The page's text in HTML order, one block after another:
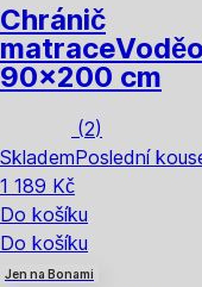
Chránič
matrace
90x200 cm
(2)
SklademPoslední
1 189 Kč
Do košíku
Do košíku
Jen na Bonami